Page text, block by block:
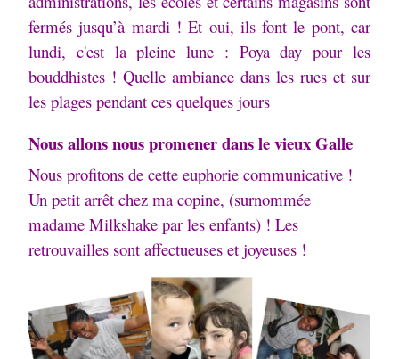
fermés jusqu’à mardi ! Et oui, ils font le pont, car
lundi, c'est la pleine lune : Poya day pour les
bouddhistes ! Quelle ambiance dans les rues et sur
les plages pendant ces quelques jours
Nous allons nous promener dans le vieux Galle
Nous profitons de cette euphorie communicative !
Un petit arrêt chez ma copine, (surnommée
madame Milkshake par les enfants) ! Les
retrouvailles sont affectueuses et joyeuses !